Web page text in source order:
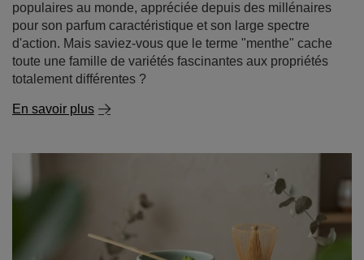
populaires au monde, appréciée depuis des millénaires
pour son parfum caractéristique et son large spectre
d'action. Mais saviez-vous que le terme "menthe" cache
toute une famille de variétés fascinantes aux propriétés
totalement différentes ?
En savoir plus